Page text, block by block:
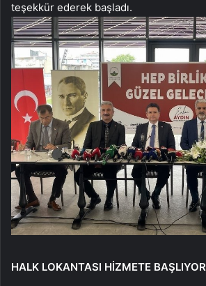
teşekkür ederek başladı.
HALK LOKANTASI HİZMETE BAŞLIYOR